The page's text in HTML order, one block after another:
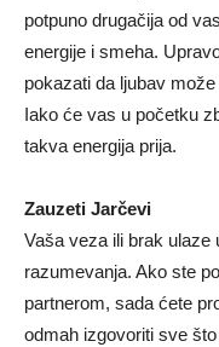
potpuno drugačija od
energije i smeha.
pokazati da ljubav
Iako će vas u početku
takva energija prija.
Zauzeti Jarčevi
Vaša veza ili brak ulaze
razumevanja. Ako ste
partnerom, sada ćete
odmah izgovoriti sve